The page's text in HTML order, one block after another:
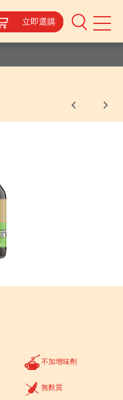
立即選購
Mobile
立即選購
立即選購
立即選購
立即選購
不加增味劑
無麩質